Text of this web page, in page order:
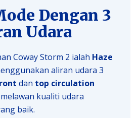
Dengan 3
Udara
Coway Storm 2 ialah Haze
aliran udara 3
dan top circulation
kualiti udara
baik.